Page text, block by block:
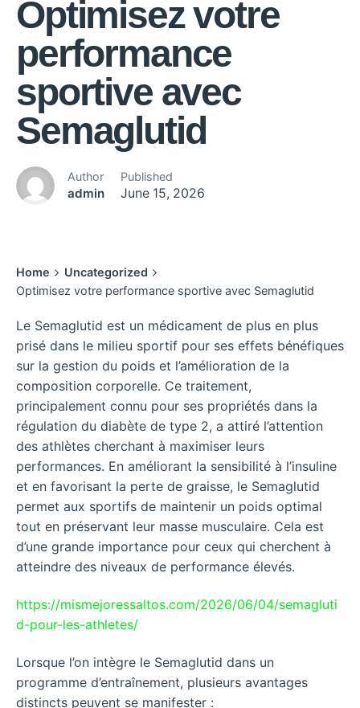
Optimisez votre
performance
sportive avec
Semaglutid
Author
admin
Published
June 15, 2026
Home
Uncategorized
Optimisez votre performance sportive avec Semaglutid
Le Semaglutid est un médicament de plus en plus
prisé dans le milieu sportif pour ses effets bénéfiques
sur la gestion du poids et l’amélioration de la
composition corporelle. Ce traitement,
principalement connu pour ses propriétés dans la
régulation du diabète de type 2, a attiré l’attention
des athlètes cherchant à maximiser leurs
performances. En améliorant la sensibilité à l’insuline
et en favorisant la perte de graisse, le Semaglutid
permet aux sportifs de maintenir un poids optimal
tout en préservant leur masse musculaire. Cela est
d’une grande importance pour ceux qui cherchent à
atteindre des niveaux de performance élevés.
https://mismejoressaltos.com/2026/06/04/semagluti
d-pour-les-athletes/
Lorsque l’on intègre le Semaglutid dans un
programme d’entraînement, plusieurs avantages
distincts peuvent se manifester :